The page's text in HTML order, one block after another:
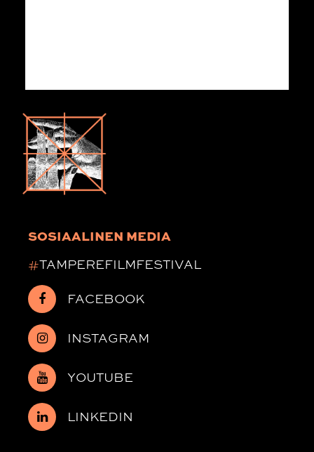
SOSIAALINEN MEDIA
#TAMPEREFILMFESTIVAL
FACEBOOK
INSTAGRAM
YOUTUBE
LINKEDIN